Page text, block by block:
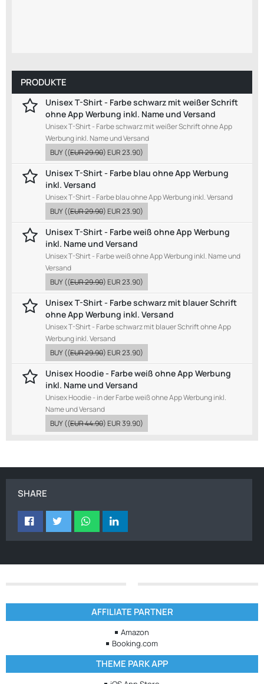
PRODUKTE
Unisex T-Shirt - Farbe schwarz mit weißer Schrift
ohne App Werbung inkl. Name und Versand
Unisex T-Shirt - Farbe schwarz mit weißer Schrift ohne App
Werbung inkl. Name und Versand
BUY((EUR 29.90)EUR 23.90)
Unisex T-Shirt - Farbe blau ohne App Werbung
inkl. Versand
Unisex T-Shirt - Farbe blau ohne App Werbung inkl. Versand
BUY((EUR 29.90)EUR 23.90)
Unisex T-Shirt - Farbe weiß ohne App Werbung
inkl. Name und Versand
Unisex T-Shirt - Farbe weiß ohne App Werbung inkl. Name und
Versand
BUY((EUR 29.90)EUR 23.90)
Unisex T-Shirt - Farbe schwarz mit blauer Schrift
ohne App Werbung inkl. Versand
Unisex T-Shirt - Farbe schwarz mit blauer Schrift ohne App
Werbung inkl. Versand
BUY((EUR 29.90)EUR 23.90)
Unisex Hoodie - Farbe weiß ohne App Werbung
inkl. Name und Versand
Unisex Hoodie - in der Farbe weiß ohne App Werbung inkl.
Name und Versand
BUY((EUR 44.90)EUR 39.90)
SHARE
AFFILIATE PARTNER
Amazon
Booking.com
THEME PARK APP